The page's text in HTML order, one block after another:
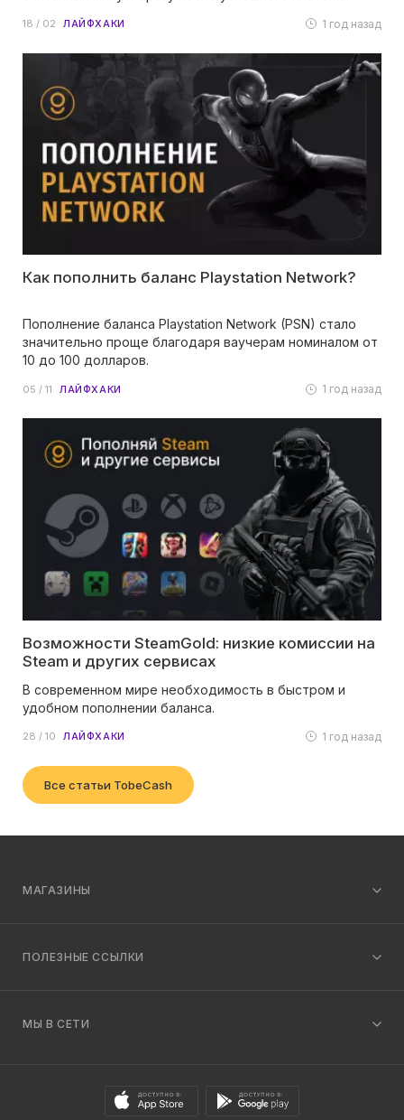
18 / 02 ЛАЙФХАКИ 1 год назад
Как пополнить баланс Playstation Network?
Пополнение баланса Playstation Network (PSN) стало
значительно проще благодаря ваучерам номиналом от
10 до 100 долларов.
05 / 11 ЛАЙФХАКИ 1 год назад
Возможности SteamGold: низкие комиссии на
Steam и других сервисах
В современном мире необходимость в быстром и
удобном пополнении баланса.
28 / 10 ЛАЙФХАКИ 1 год назад
Все статьи TobeCash
МАГАЗИНЫ
ПОЛЕЗНЫЕ ССЫЛКИ
МЫ В СЕТИ